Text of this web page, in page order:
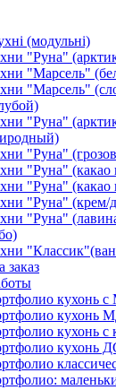
(модульні)
"Руна"
"Марсель"
"Марсель"
"Руна"
"Руна"
"Руна" (какао
"Руна" (какао
"Руна" (крем/
"Руна"
заказ
кухонь
кухонь
кухонь
кухонь